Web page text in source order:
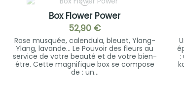
Box Flower Power
52,90 €
Rose musquée, calendula, bleuet, Ylang-
Ylang, lavande... Le Pouvoir des fleurs au
service de votre beauté et de votre bien-
être. Cette magnifique box se compose
de : un...
: